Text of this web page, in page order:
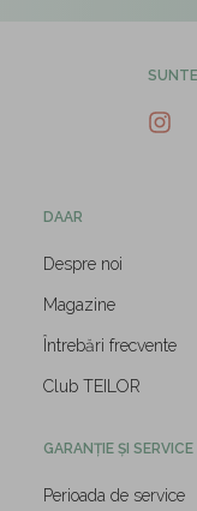
DAAR
Despre noi
Magazine
Întrebări frecvente
Club TEILOR
GARANȚIE ȘI SERVICE
Perioada de service